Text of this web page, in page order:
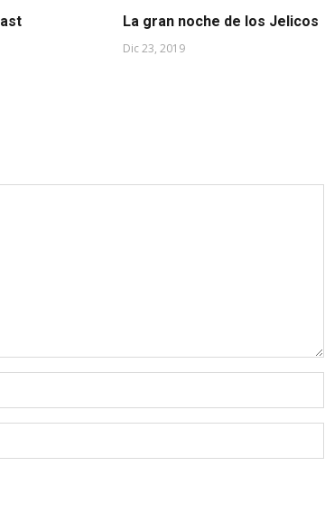
La gran noche de los Jelicos
Dic 23, 2019